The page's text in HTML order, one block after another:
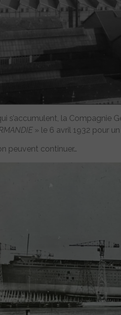
s’accumulent, la Compagnie
» le 6 avril 1932 pour
peuvent continuer…